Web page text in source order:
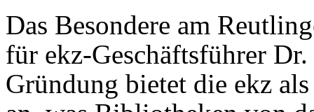
Das Besondere am
für ekz-Geschäftsführer
Gründung bietet die ekz